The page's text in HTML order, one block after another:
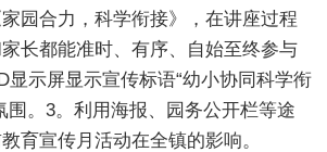
园合力，科学衔接》，在讲座过程
长都能准时、有序、自始至终参与
显示屏显示宣传标语“幼小协同科学衔
围。3。利用海报、园务公开栏等途
育宣传月活动在全镇的影响。